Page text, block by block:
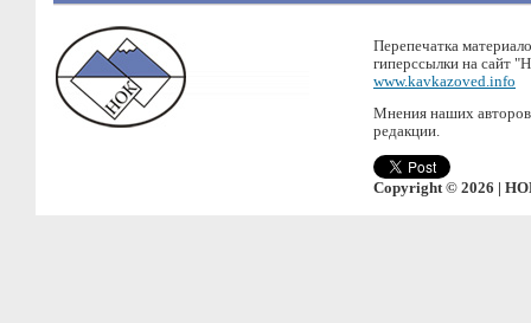
Перепечатка
гиперссылки на сайт
www.kavkazoved.info
Мнения наших авторов
редакции.
Copyright © 2026 |